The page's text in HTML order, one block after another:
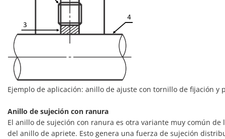
Ejemplo de aplicación: anillo de ajuste con tornillo de fijación y
Anillo de sujeción con ranura
El anillo de sujeción con ranura es otra variante muy común
del anillo de apriete. Esto genera una fuerza de sujeción